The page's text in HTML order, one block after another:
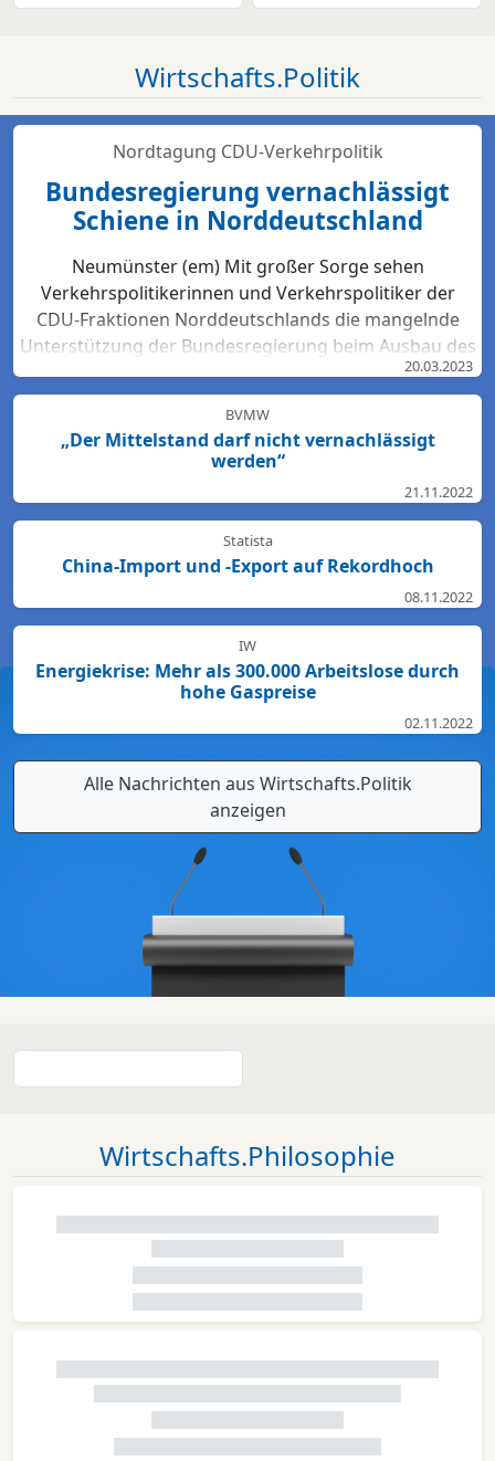
Wirtschafts.Politik
Nordtagung CDU-Verkehrpolitik
Bundesregierung vernachlässigt
Schiene in Norddeutschland
Neumünster (em) Mit großer Sorge sehen
Verkehrspolitikerinnen und Verkehrspolitiker der
CDU-Fraktionen Norddeutschlands die mangelnde
Unterstützung der Bundesregierung beim Ausbau des
Bahn-Netzes. Hartmut Bodeit, mobilitätspolitischer
Sprecher der bremischen CDUBürgerschaftsfraktion,
betont: „Die neuesten Bewertungen der DB Netz AG
lassen keinen Zweifel: Das Schienennetz ist in der
nirgendwo sonst in Deutschland. Für den Start des
Deutschlandtick...
20.03.2023
BVMW
„Der Mittelstand darf nicht vernachlässigt
werden“
21.11.2022
Statista
China-Import und -Export auf Rekordhoch
08.11.2022
IW
Energiekrise: Mehr als 300.000 Arbeitslose durch
hohe Gaspreise
02.11.2022
Alle Nachrichten aus Wirtschafts.Politik
anzeigen
Wirtschafts.Philosophie